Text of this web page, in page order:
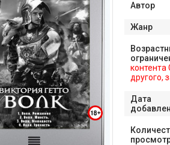
Автор
Жанр
другого,
Дата